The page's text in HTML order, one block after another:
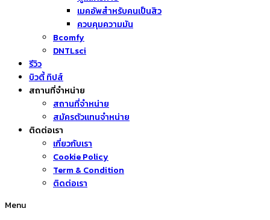
เมคอัพสำหรับคนเป็นสิว
ควบคุมความมัน
Bcomfy
DNTLsci
รีวิว
บิวตี้ ทิปส์
สถานที่จำหน่าย
สถานที่จำหน่าย
สมัครตัวแทนจำหน่าย
ติดต่อเรา
เกี่ยวกับเรา
Cookie Policy
Term & Condition
ติดต่อเรา
Menu